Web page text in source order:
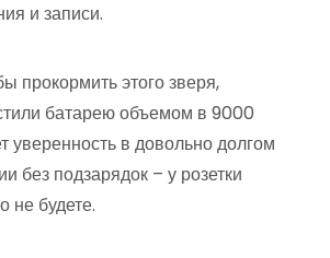
и записи.
прокормить этого зверя,
батарею объемом в 9000
уверенность в довольно долгом
без подзарядок – у розетки
не будете.